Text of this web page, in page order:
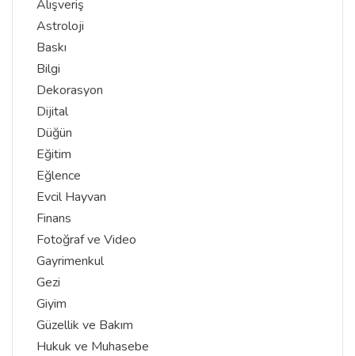
Alışveriş
Astroloji
Baskı
Bilgi
Dekorasyon
Dijital
Düğün
Eğitim
Eğlence
Evcil Hayvan
Finans
Fotoğraf ve Video
Gayrimenkul
Gezi
Giyim
Güzellik ve Bakım
Hukuk ve Muhasebe